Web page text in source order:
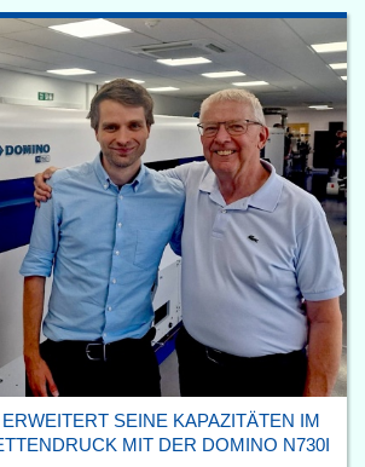
SEINE KAPAZITÄTEN IM
MIT DER DOMINO N730I